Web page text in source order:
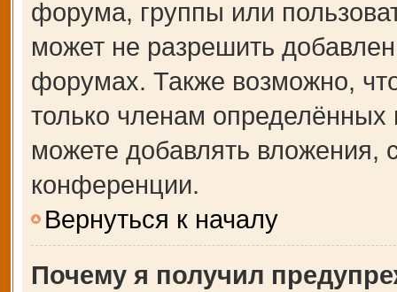
форума, группы или
может не разрешить
форумах. Также возможно,
только членам
можете добавлять вложения,
конференции.
Вернуться к началу
Почему я получил